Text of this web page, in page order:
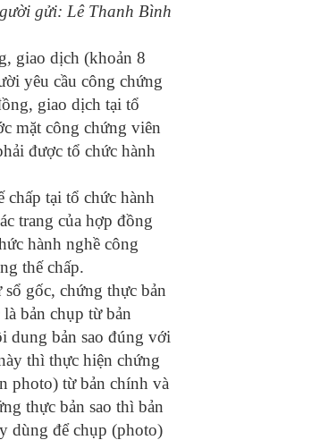
gửi: Lê Thanh Bình
giao dịch (khoản 8
yêu cầu công chứng
giao dịch tại tổ
mặt công chứng viên
được tổ chức hành
tại tổ chức hành
trang của hợp đồng
hành nghề công
thế chấp.
gốc, chứng thực bản
bản chụp từ bản
dung bản sao đúng với
thì thực hiện chứng
photo) từ bản chính và
thực bản sao thì bản
dùng để chụp (photo)